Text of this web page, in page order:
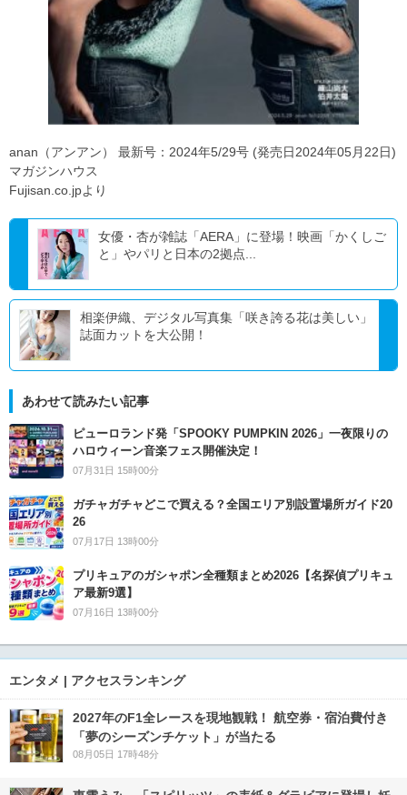
anan（アンアン） 最新号：2024年5/29号 (発売日2024年05月22日)
マガジンハウス
Fujisan.co.jpより
女優・杏が雑誌「AERA」に登場！映画「かくしご
と」やパリと日本の2拠点...
相楽伊織、デジタル写真集「咲き誇る花は美しい」
誌面カットを大公開！
あわせて読みたい記事
ピューロランド発「SPOOKY PUMPKIN 2026」一夜限りの
ハロウィーン音楽フェス開催決定！
07月31日 15時00分
ガチャガチャどこで買える？全国エリア別設置場所ガイド20
26
07月17日 13時00分
プリキュアのガシャポン全種類まとめ2026【名探偵プリキュ
ア最新9選】
07月16日 13時00分
エンタメ | アクセスランキング
2027年のF1全レースを現地観戦！ 航空券・宿泊費付き
「夢のシーズンチケット」が当たる
08月05日 17時48分